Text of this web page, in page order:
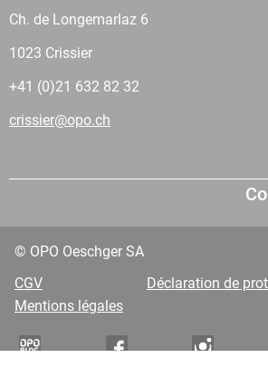
Ch. de Longemarlaz 6
1023 Crissier
+41 (0)21 632 82 32
crissier@opo.ch
© OPO Oeschger SA
CGV
Déclaration de
Mentions légales